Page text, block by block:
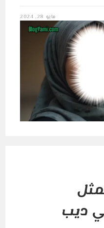
مايو 28, 2024
ديب